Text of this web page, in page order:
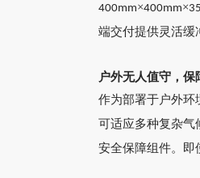
400mm×400mm×
端交付提供灵活缓
户外无人值守，保
作为部署于户外环
可适应多种复杂气
安全保障组件。即